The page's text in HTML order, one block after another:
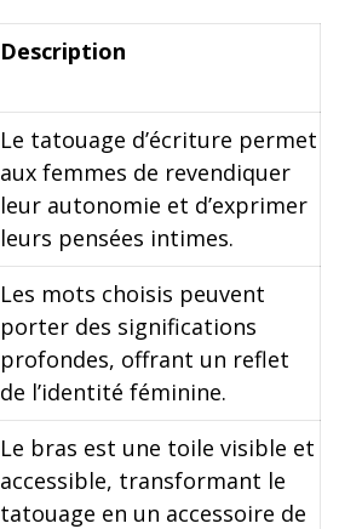
Description
Le tatouage d’écriture permet
aux femmes de revendiquer
leur autonomie et d’exprimer
leurs pensées intimes.
Les mots choisis peuvent
porter des significations
profondes, offrant un reflet
de l’identité féminine.
Le bras est une toile visible et
accessible, transformant le
tatouage en un accessoire de